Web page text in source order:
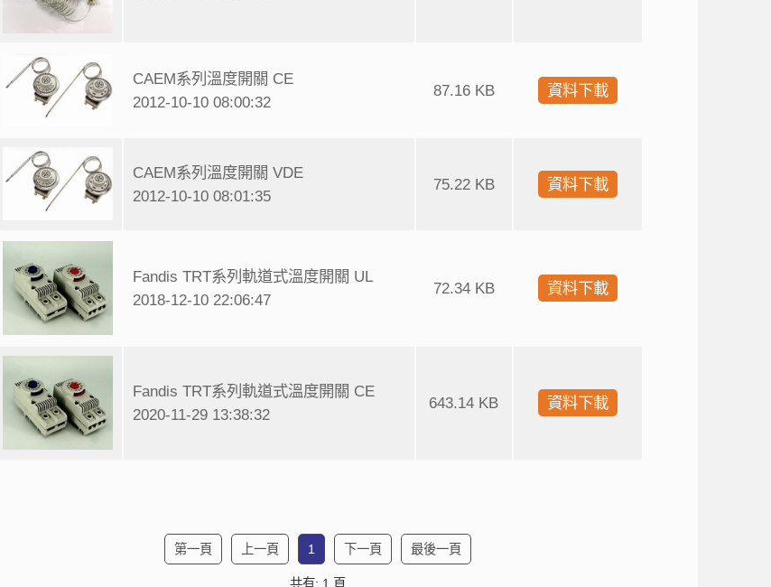
CAEM系列溫度開關 CE
2012-10-10 08:00:32
87.16 KB 資料下載
CAEM系列溫度開關 VDE
2012-10-10 08:01:35
75.22 KB 資料下載
Fandis TRT系列軌道式溫度開關 UL
2018-12-10 22:06:47
72.34 KB 資料下載
Fandis TRT系列軌道式溫度開關 CE
2020-11-29 13:38:32
643.14 KB 資料下載
第一頁 上一頁 1 下一頁 最後一頁
共有: 1 頁